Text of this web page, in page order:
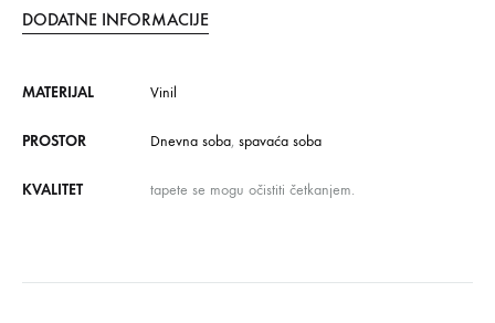
DODATNE INFORMACIJE
MATERIJAL Vinil
PROSTOR Dnevna soba, spavaća soba
KVALITET tapete se mogu očistiti četkanjem.